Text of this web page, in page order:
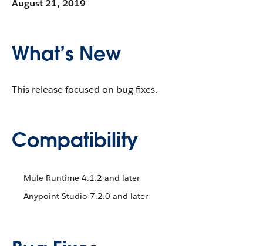
August 21, 2019
What’s New
This release focused on bug fixes.
Compatibility
Mule Runtime 4.1.2 and later
Anypoint Studio 7.2.0 and later